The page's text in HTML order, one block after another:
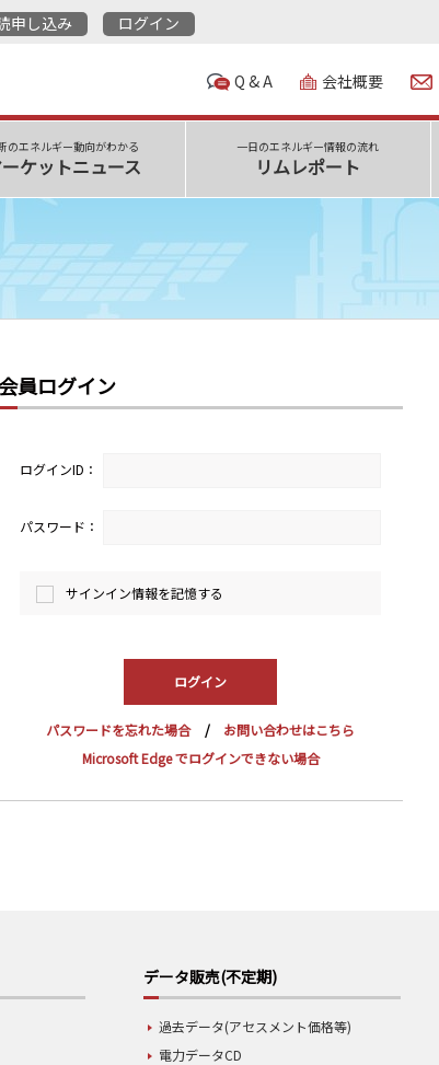
申し込み ログイン
Q & A 会社概要
のエネルギー動向がわかる
ケットニュース
一日のエネルギー情報の流れ
リムレポート
会員ログイン
ログインID：
パスワード：
サインイン情報を記憶する
パスワードを忘れた場合
お問い合わせはこちら
Microsoft Edge でログインできない場合
データ販売(不定期)
過去データ(アセスメント価格等)
電力データCD